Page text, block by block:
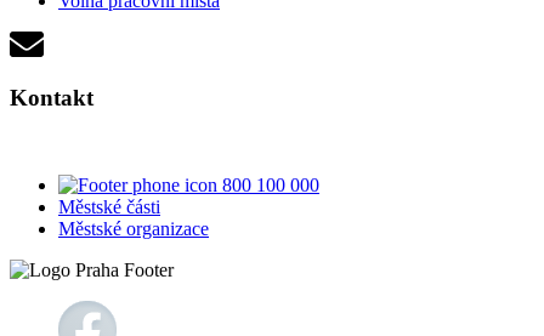
Kontakt
800 100 000
Městské části
Městské organizace